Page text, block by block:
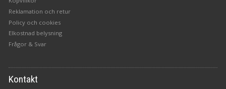
Reklamation och retur
Policy och cookies
Elkostnad belysning
Frågor & Svar
Kontakt